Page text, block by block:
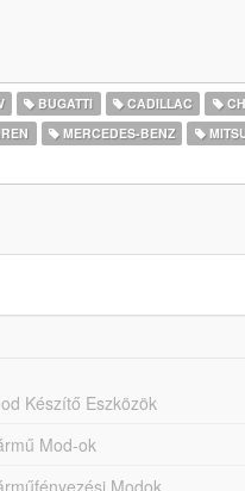
BUGATTI CADILLAC
MERCEDES-BENZ
Készítő Eszközök
Mod-ok
Modok